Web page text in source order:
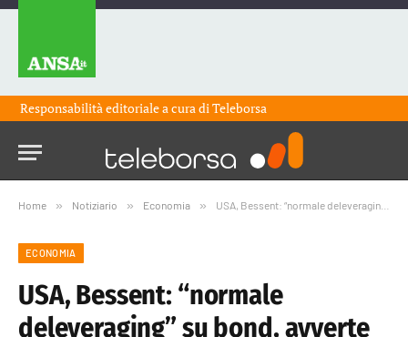
Responsabilità editoriale a cura diTeleborsa
Home » Notiziario » Economia » USA, Bessent: “normale deleveraging” su bond, avverte Cina di non svalutare yuan
ECONOMIA
USA, Bessent: “normale
deleveraging” su bond, avverte